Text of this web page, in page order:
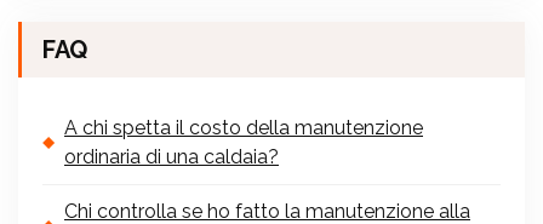
FAQ
A chi spetta il costo della manutenzione
ordinaria di una caldaia?
Chi controlla se ho fatto la manutenzione alla